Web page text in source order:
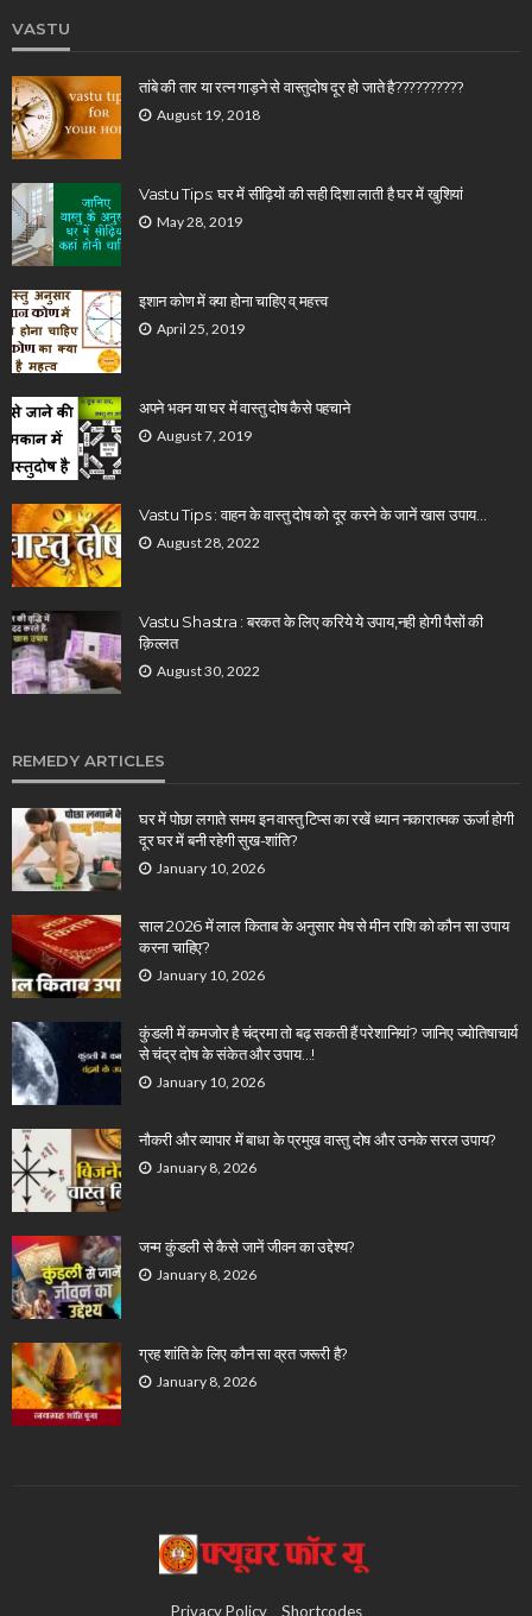
VASTU
तांबे की तार या रत्न गाड़ने से वास्तुदोष दूर हो जाते है??????????
August 19, 2018
Vastu Tips: घर में सीढ़ियों की सही दिशा लाती है घर में खुशियां
May 28, 2019
इशान कोण में क्या होना चाहिए व् महत्त्व
April 25, 2019
अपने भवन या घर में वास्तु दोष कैसे पहचाने
August 7, 2019
Vastu Tips : वाहन के वास्तु दोष को दूर करने के जानें खास उपाय…
August 28, 2022
Vastu Shastra : बरकत के लिए करिये ये उपाय,नही होगी पैसों की
क़िल्लत
August 30, 2022
REMEDY ARTICLES
घर में पोछा लगाते समय इन वास्तु टिप्स का रखें ध्यान नकारात्मक ऊर्जा होगी
दूर घर में बनी रहेगी सुख-शांति?
January 10, 2026
साल 2026 में लाल किताब के अनुसार मेष से मीन राशि को कौन सा उपाय
करना चाहिए?
January 10, 2026
कुंडली में कमजोर है चंद्रमा तो बढ़ सकती हैं परेशानियां? जानिए ज्योतिषाचार्य
से चंद्र दोष के संकेत और उपाय…!
January 10, 2026
नौकरी और व्यापार में बाधा के प्रमुख वास्तु दोष और उनके सरल उपाय?
January 8, 2026
जन्म कुंडली से कैसे जानें जीवन का उद्देश्य?
January 8, 2026
ग्रह शांति के लिए कौन सा व्रत जरूरी है?
January 8, 2026
Privacy Policy Shortcodes